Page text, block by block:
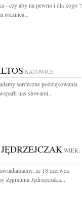
- czy aby na pewno i dla kogo ?
rocznica...
KATOWICE
serdeczne podziękowania
nas słowami...
WIEK:
że 18 czerwca
Zygmunta Jędrzejczaka...